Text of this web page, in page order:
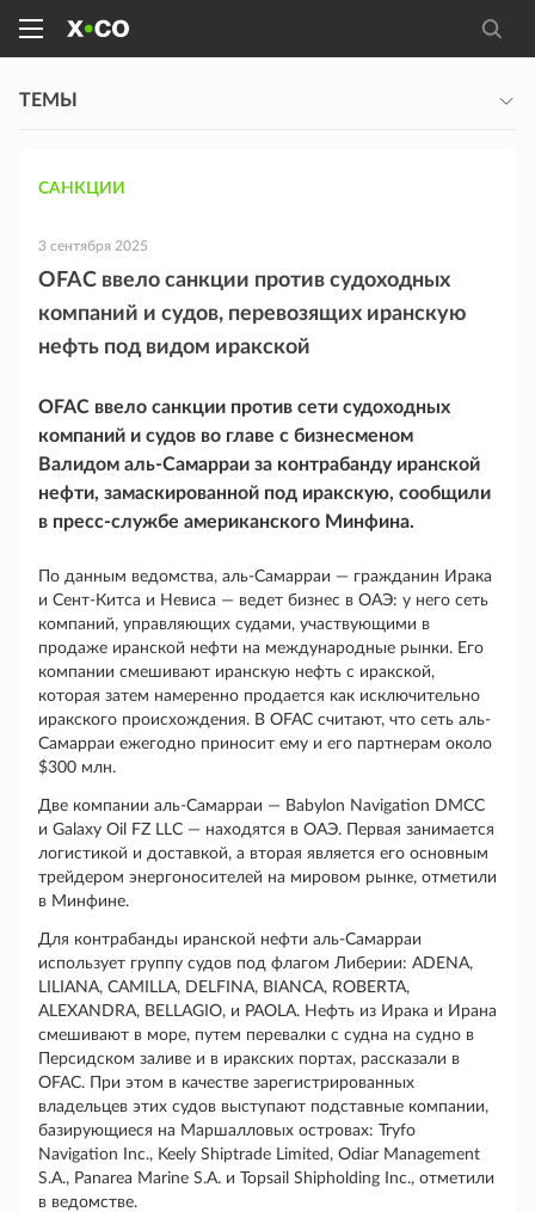
ТЕМЫ
САНКЦИИ
3 сентября 2025
OFAC ввело санкции против судоходных
компаний и судов, перевозящих иранскую
нефть под видом иракской
OFAC ввело санкции против сети судоходных
компаний и судов во главе с бизнесменом
Валидом аль-Самарраи за контрабанду иранской
нефти, замаскированной под иракскую, сообщили
в пресс-службе американского Минфина.
По данным ведомства, аль-Самарраи — гражданин Ирака
и Сент-Китса и Невиса — ведет бизнес в ОАЭ: у него сеть
компаний, управляющих судами, участвующими в
продаже иранской нефти на международные рынки. Его
компании смешивают иранскую нефть с иракской,
которая затем намеренно продается как исключительно
иракского происхождения. В OFAC считают, что сеть аль-
Самарраи ежегодно приносит ему и его партнерам около
$300 млн.
Две компании аль-Самарраи — Babylon Navigation DMCC
и Galaxy Oil FZ LLC — находятся в ОАЭ. Первая занимается
логистикой и доставкой, а вторая является его основным
трейдером энергоносителей на мировом рынке, отметили
в Минфине.
Для контрабанды иранской нефти аль-Самарраи
использует группу судов под флагом Либерии: ADENA,
LILIANA, CAMILLA, DELFINA, BIANCA, ROBERTA,
ALEXANDRA, BELLAGIO, и PAOLA. Нефть из Ирака и Ирана
смешивают в море, путем перевалки с судна на судно в
Персидском заливе и в иракских портах, рассказали в
OFAC. При этом в качестве зарегистрированных
владельцев этих судов выступают подставные компании,
базирующиеся на Маршалловых островах:
Tryfo
Navigation
Inc., Keely Shiptrade Limited, Odiar Management
S.A., Panarea Marine S.A. и Topsail Shipholding Inc., отметили
в ведомстве.